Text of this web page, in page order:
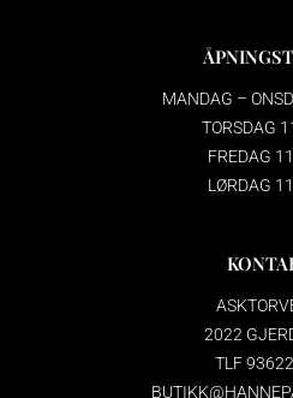
MANDAG –
TORSDAG
FREDAG
LØRDAG
2022
TLF